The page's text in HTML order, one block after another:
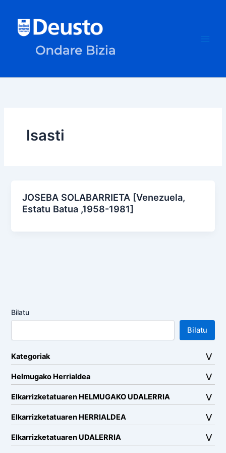
content
Isasti
JOSEBA SOLABARRIETA [Venezuela,
Estatu Batua ,1958-1981]
Bilatu
Bilatu
Kategoriak
Helmugako Herrialdea
Elkarrizketatuaren HELMUGAKO UDALERRIA
Elkarrizketatuaren HERRIALDEA
Elkarrizketatuaren UDALERRIA